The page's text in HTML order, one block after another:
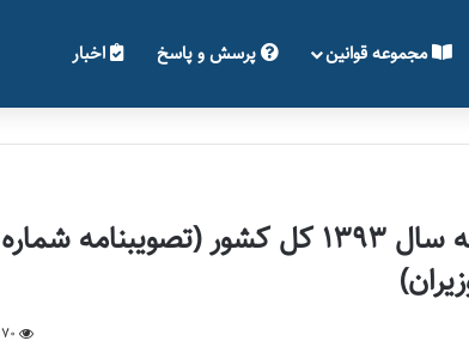
مجموعه قوانین پرسش و پاسخ اخبار
آیین‌نامه اجرایی بند (ب) تبصره (۱۳) قانون بودجه سال ۱۳۹۳ کل کشور (تصويبنامه شماره
70